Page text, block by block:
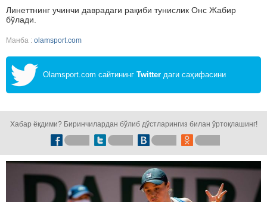
Линеттнинг учинчи даврадаги рақиби тунислик Онс Жабир
бўлади.
Манба : olamsport.com
Olamsport.com сайтининг Twitter даги саҳифасини
Хабар ёқдими? Биринчилардан бўлиб дўстларингиз билан ўртоқлашинг!